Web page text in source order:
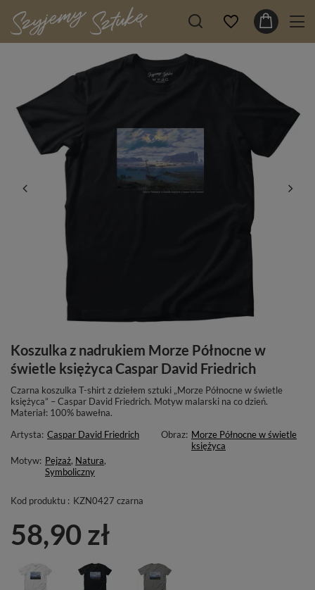
Koszulka z nadrukiem Morze Północne w
świetle księżyca Caspar David Friedrich
Czarna koszulka T-shirt z dziełem sztuki „Morze Północne w świetle
księżyca” – Caspar David Friedrich. Motyw malarski na co dzień.
Materiał: 100% bawełna.
Artysta: Caspar David Friedrich Obraz: Morze Północne w świetle
księżyca
Motyw: Pejzaż, Natura,
Symboliczny
Kod produktu : KZN0427 czarna
58,90 zł